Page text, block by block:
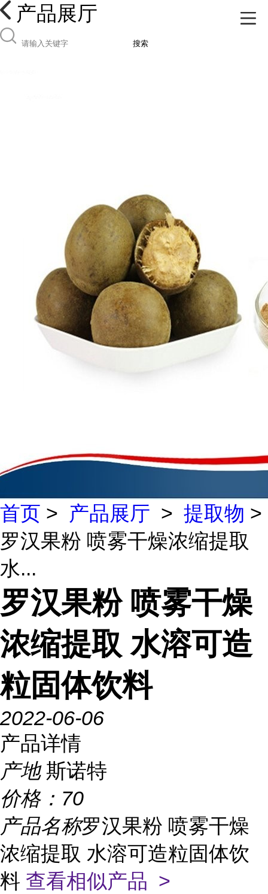
产品展厅
搜索
首页 > 产品展厅 > 提取物 >
罗汉果粉 喷雾干燥浓缩提取
水...
罗汉果粉 喷雾干燥
浓缩提取 水溶可造
粒固体饮料
2022-06-06
产品详情
产地 斯诺特
价格： 70
产品名称罗汉果粉 喷雾干燥
浓缩提取 水溶可造粒固体饮
料 查看相似产品 >